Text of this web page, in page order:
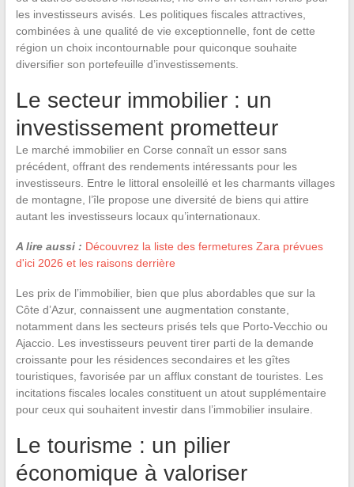
les investisseurs avisés. Les politiques fiscales attractives,
combinées à une qualité de vie exceptionnelle, font de cette
région un choix incontournable pour quiconque souhaite
diversifier son portefeuille d’investissements.
Le secteur immobilier : un
investissement prometteur
Le marché immobilier en Corse connaît un essor sans
précédent, offrant des rendements intéressants pour les
investisseurs. Entre le littoral ensoleillé et les charmants villages
de montagne, l’île propose une diversité de biens qui attire
autant les investisseurs locaux qu’internationaux.
A lire aussi : Découvrez la liste des fermetures Zara prévues
d'ici 2026 et les raisons derrière
Les prix de l’immobilier, bien que plus abordables que sur la
Côte d’Azur, connaissent une augmentation constante,
notamment dans les secteurs prisés tels que Porto-Vecchio ou
Ajaccio. Les investisseurs peuvent tirer parti de la demande
croissante pour les résidences secondaires et les gîtes
touristiques, favorisée par un afflux constant de touristes. Les
incitations fiscales locales constituent un atout supplémentaire
pour ceux qui souhaitent investir dans l’immobilier insulaire.
Le tourisme : un pilier
économique à valoriser